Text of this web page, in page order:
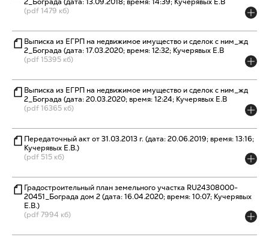
(pdf 1479 кб)
Выписка из ЕГРП на недвижимое имущество и сделок с ним_жд
2_Бограда (дата: 17.03.2020; время: 12:32; Кучерявых Е.В
(pdf 15395 кб)
Выписка из ЕГРП на недвижимое имущество и сделок с ним_жд
2_Бограда (дата: 20.03.2020; время: 12:24; Кучерявых Е.В
(pdf 16365 кб)
Передаточный акт от 31.03.2013 г. (дата: 20.06.2019; время: 13:16;
Кучерявых Е.В.)
(pdf 515 кб)
Градостроительный план земельного участка RU24308000-
20451_Бограда дом 2 (дата: 16.04.2020; время: 10:07; Кучерявых
Е.В.)
(pdf 7994 кб)